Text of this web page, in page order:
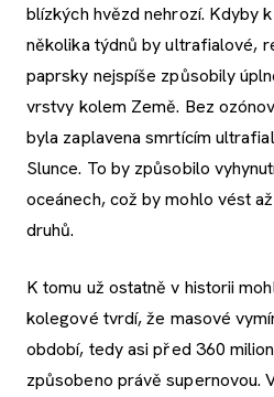
blízkých hvězd nehrozí. Kdyby
několika týdnů by ultrafialové,
paprsky nejspíše způsobily
vrstvy kolem Země. Bez
byla zaplavena smrtícím
Slunce. To by způsobilo
oceánech, což by mohlo vést
druhů.
K tomu už ostatně v historii
kolegové tvrdí, že masové
období, tedy asi před 360
způsobeno právě supernovou.